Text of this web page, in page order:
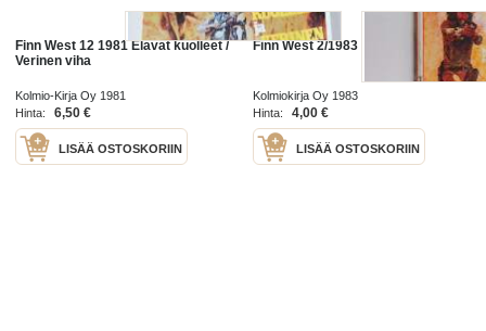
Finn West 12 1981 Elävät kuolleet /
Verinen viha
Kolmio-Kirja Oy 1981
Hinta:
6,50 €
LISÄÄ OSTOSKORIIN
Finn West 2/1983
Kolmiokirja Oy 1983
Hinta:
4,00 €
LISÄÄ OSTOSKORIIN